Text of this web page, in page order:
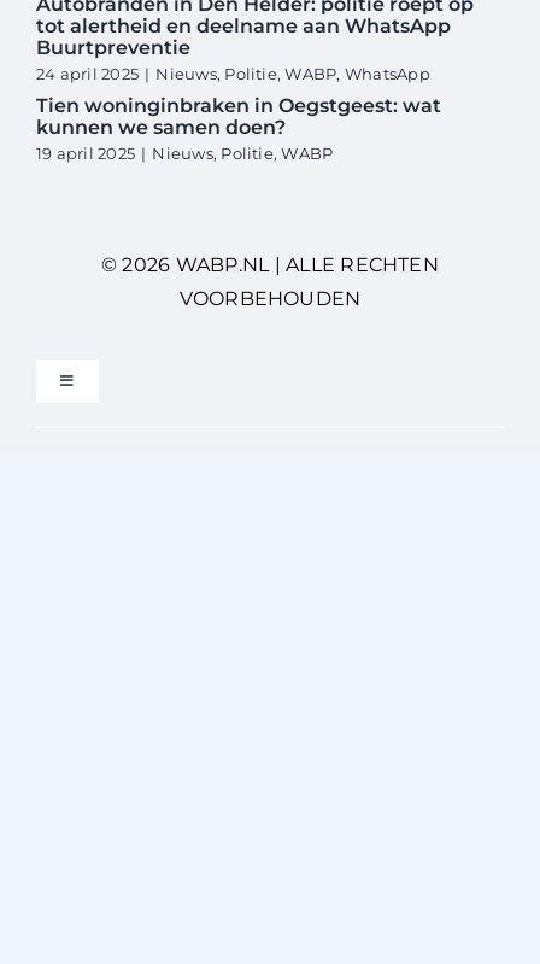
tot alertheid en deelname aan WhatsApp
Buurtpreventie
24 april 2025 | Nieuws, Politie,WABP, WhatsApp
Tien woninginbraken in Oegstgeest: wat
kunnen we samen doen?
19 april 2025 | Nieuws, Politie,WABP
© 2026 WABP.NL | ALLE RECHTEN
VOORBEHOUDEN
Toggle